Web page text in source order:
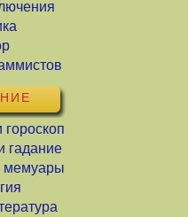
гороскоп
гадание
мемуары